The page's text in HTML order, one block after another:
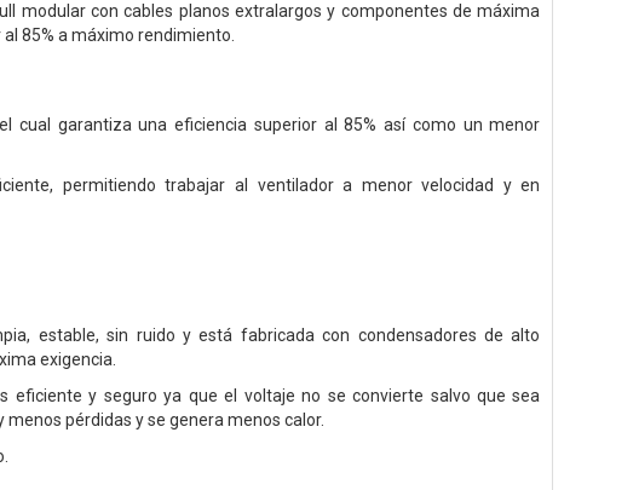
modular con cables planos extralargos y componentes de máxima
85% a máximo rendimiento.
cual garantiza una eficiencia superior al 85% así como un menor
permitiendo trabajar al ventilador a menor velocidad y en
estable, sin ruido y está fabricada con condensadores de alto
exigencia.
eficiente y seguro ya que el voltaje no se convierte salvo que sea
pérdidas y se genera menos calor.